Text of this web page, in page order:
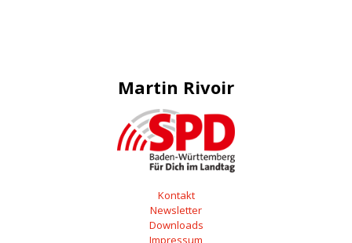
Martin Rivoir
Kontakt
Newsletter
Downloads
Impressum